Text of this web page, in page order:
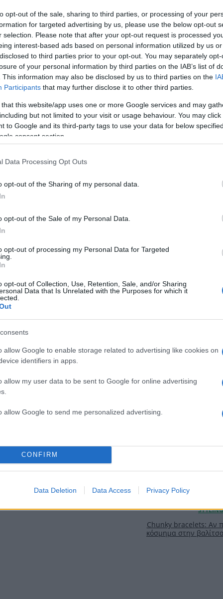
opt-out of the sale, sharing to third parties, or processing of your
for targeted advertising by us, please use the below opt-out
selection. Please note that after your opt-out request is processed
interest-based ads based on personal information utilized by us
to third parties prior to your opt-out. You may separately
of your personal information by third parties on the IAB’s list of
This information may also be disclosed by us to third parties on the
Participants that may further disclose it to other third parties.
that this website/app uses one or more Google services and may
but not limited to your visit or usage behaviour. You may
to Google and its third-party tags to use your data for below
consent section.
Data Processing Opt Outs
opt-out of the Sharing of my personal data.
opt-out of the Sale of my Personal Data.
opt-out of processing my Personal Data for Targeted
opt-out of Collection, Use, Retention, Sale, and/or Sharing
Data that Is Unrelated with the Purposes for which it
allow Google to enable storage related to advertising like cookies on
identifiers in apps.
allow my user data to be sent to Google for online advertising
allow Google to send me personalized advertising.
CONFIRM
Data Deletion Data Access Privacy Policy
με αφορμή την πρεμιέρα της
Για την ακρίβεια, από την
press tour μαζί με τους
και Henry Golding.
ρομαντικά και ρετρό
και γήινες αποχρώσεις στο
της συνήθειες υιοθέτησε
που θα λατρέψεις.
Chunky bracelets: Αν
κόσμημα στην